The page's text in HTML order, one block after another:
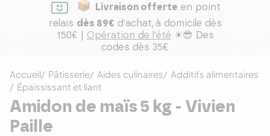
Livraison offerte en point
relais dès 89€ d'achat, à domicile dès
150€ | Opération de l'été ☀😎 Des
codes dès 35€
Accueil Pâtisserie Aides culinaires
Additifs alimentaires
Épaississant et liant
Amidon de maïs 5 kg - Vivien
Paille